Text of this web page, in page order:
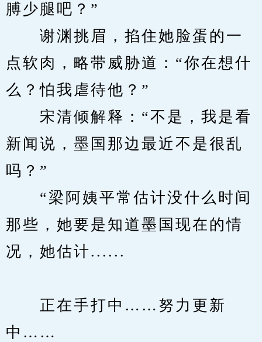
膊少腿吧？”
谢渊挑眉，掐住她脸蛋的一
点软肉，略带威胁道：“你在想什
么？怕我虐待他？”
宋清倾解释：“不是，我是看
新闻说，墨国那边最近不是很乱
吗？”
“梁阿姨平常估计没什么时间
那些，她要是知道墨国现在的情
况，她估计......
正在手打中……努力更新
中……